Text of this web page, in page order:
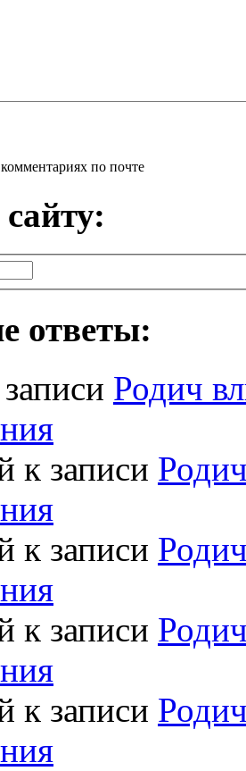
по почте
ответы:
Родич
к записи
к записи
к записи
к записи